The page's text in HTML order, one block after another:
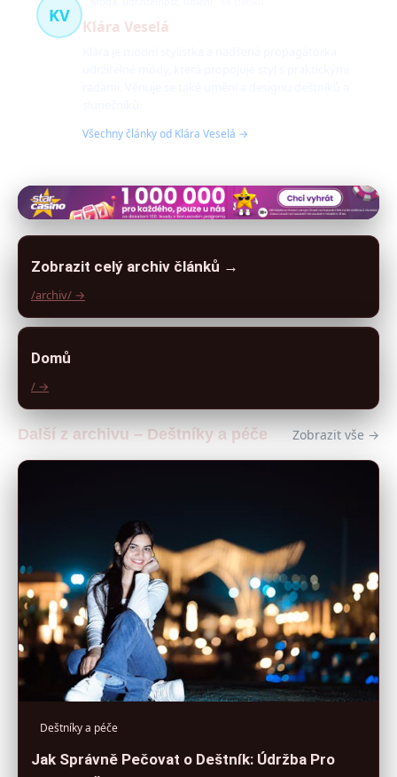
KV
Klára Veselá
Všechny články od Klára Veselá →
Zobrazit celý archiv článků →
/archiv/ →
Domů
/ →
Další z archivu – Deštníky a péče Zobrazit vše →
Deštníky a péče
Jak Správně Pečovat o Deštník: Údržba Pro